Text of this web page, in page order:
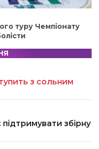
туру Чемпіонату
з сольним
збірну